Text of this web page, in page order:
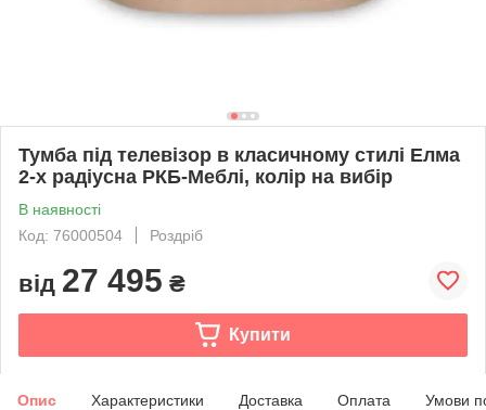
Тумба під телевізор в класичному стилі Елма
2-х радіусна РКБ-Меблі, колір на вибір
В наявності
Код: 76000504
Роздріб
від 27 495 ₴
Купити
Опис Характеристики Доставка Оплата Умови